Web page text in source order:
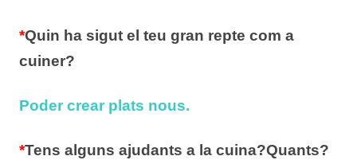
*Quin ha sigut el teu gran repte com a
cuiner?
Poder crear plats nous.
*Tens alguns ajudants a la cuina?Quants?